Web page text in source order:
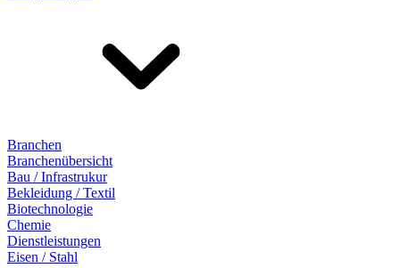
Branchen
Branchenübersicht
Bau / Infrastrukur
Bekleidung / Textil
Biotechnologie
Chemie
Dienstleistungen
Eisen / Stahl